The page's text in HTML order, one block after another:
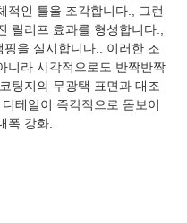
적인 틀을 조각합니다., 그런
릴리프 효과를 형성합니다.,
을 실시합니다.. 이러한 조
니라 시각적으로도 반짝반짝
팅지의 무광택 표면과 대조
테일이 즉각적으로 돋보이
폭 강화.